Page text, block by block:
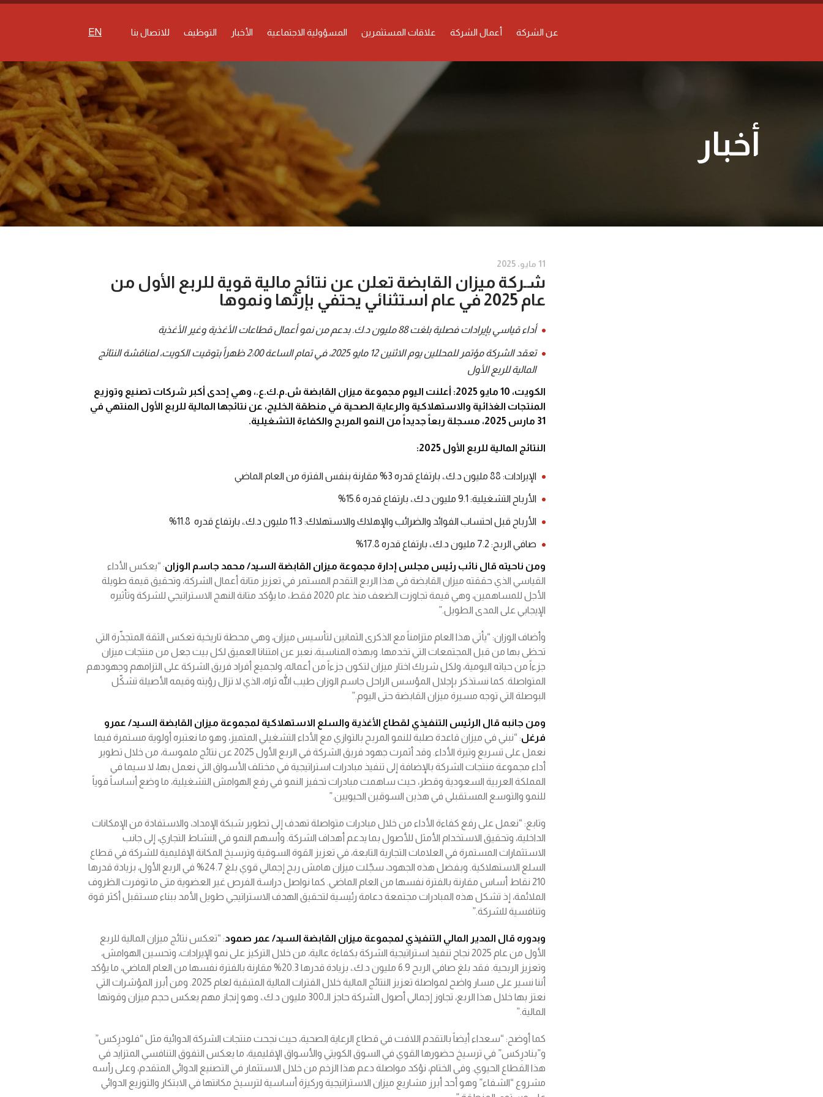
عن الشركة أعمال الشركة علاقات المستثمرين المسؤولية الاجتماعية الأخبار التوظيف للاتصال بنا EN
أخبار
11 مايو، 2025
شـركة ميزان القابضة تعلن عن نتائج مالية قوية للربع الأول من
عام 2025 في عام استثنائي يحتفي بإرثها ونموها
أداء قياسي بإيرادات فصلية بلغت 88 مليون د.ك. بدعم من نمو أعمال قطاعات الأغذية وغير الأغذية
تعقد الشركة مؤتمر للمحللين يوم الاثنين 12 مايو 2025، في تمام الساعة 2:00 ظهراً بتوقيت الكويت، لمناقشة النتائج
المالية للربع الأول
الكويت، 10 مايو 2025: أعلنت اليوم مجموعة ميزان القابضة ش.م.ك.ع.، وهي إحدى أكبر شركات تصنيع وتوزيع
المنتجات الغذائية والاستهلاكية والرعاية الصحية في منطقة الخليج، عن نتائجها المالية للربع الأول المنتهي في
31 مارس 2025، مسجلة ربعاً جديداً من النمو المربح والكفاءة التشغيلية.
النتائج المالية للربع الأول 2025:
الإيرادات: 88 مليون د.ك.، بارتفاع قدره 3% مقارنة بنفس الفترة من العام الماضي
الأرباح التشغيلية: 9.1 مليون د.ك.، بارتفاع قدره 15.6%
الأرباح قبل احتساب الفوائد والضرائب والإهلاك والاستهلاك: 11.3 مليون د.ك.، بارتفاع قدره 11.8%
صافي الربح: 7.2 مليون د.ك.، بارتفاع قدره 17.8%
ومن ناحيته قال نائب رئيس مجلس إدارة مجموعة ميزان القابضة السيد/ محمد جاسم الوزان: “يعكس الأداء
القياسي الذي حققته ميزان القابضة في هذا الربع التقدم المستمر في تعزيز متانة أعمال الشركة، وتحقيق قيمة طويلة
الأجل للمساهمين، وهي قيمة تجاوزت الضعف منذ عام 2020 فقط، ما يؤكد متانة النهج الاستراتيجي للشركة وتأثيره
الإيجابي على المدى الطويل.”
وأضاف الوزان: “يأتي هذا العام متزامناً مع الذكرى الثمانين لتأسيس ميزان، وهي محطة تاريخية تعكس الثقة المتجذّرة التي
تحظى بها من قبل المجتمعات التي تخدمها. وبهذه المناسبة، نعبر عن امتنانا العميق لكل بيت جعل من منتجات ميزان
جزءاً من حياته اليومية، ولكل شريك اختار ميزان لتكون جزءاً من أعماله، ولجميع أفراد فريق الشركة على التزامهم وجهودهم
المتواصلة. كما نستذكر بإجلال المؤسس الراحل جاسم الوزان طيب الله ثراه، الذي لا تزال رؤيته وقيمه الأصيلة تشكّل
البوصلة التي توجه مسيرة ميزان القابضة حتى اليوم.”
ومن جانبه قال الرئيس التنفيذي لقطاع الأغذية والسلع الاستهلاكية لمجموعة ميزان القابضة السيد/ عمرو
فرغل: “نبني في ميزان قاعدة صلبة للنمو المربح بالتوازي مع الأداء التشغيلي المتميز، وهو ما نعتبره أولوية مستمرة فيما
نعمل على تسريع وتيرة الأداء. وقد أثمرت جهود فريق الشركة في الربع الأول 2025 عن نتائج ملموسة، من خلال تطوير
أداء مجموعة منتجات الشركة بالإضافة إلى تنفيذ مبادرات استراتيجية في مختلف الأسواق التي نعمل بها، لا سيما في
المملكة العربية السعودية وقطر، حيث ساهمت مبادرات تحفيز النمو في رفع الهوامش التشغيلية، ما وضع أساساً قوياً
للنمو والتوسع المستقبلي في هذين السوقين الحيويين.”
وتابع: “نعمل على رفع كفاءة الأداء من خلال مبادرات متواصلة تهدف إلى تطوير شبكة الإمداد، والاستفادة من الإمكانات
الداخلية، وتحقيق الاستخدام الأمثل للأصول بما يدعم أهداف الشركة. وأسهم النمو في النشاط التجاري، إلى جانب
الاستثمارات المستمرة في العلامات التجارية التابعة، في تعزيز القوة السوقية وترسيخ المكانة الإقليمية للشركة في قطاع
السلع الاستهلاكية. وبفضل هذه الجهود، سجّلت ميزان هامش ربح إجمالي قوي بلغ 24.7% في الربع الأول، بزيادة قدرها
210 نقاط أساس مقارنة بالفترة نفسها من العام الماضي. كما نواصل دراسة الفرص غير العضوية متى ما توفرت الظروف
الملائمة، إذ تشكل هذه المبادرات مجتمعة دعامة رئيسية لتحقيق الهدف الاستراتيجي طويل الأمد ببناء مستقبل أكثر قوة
وتنافسية للشركة.”
وبدوره قال المدير المالي التنفيذي لمجموعة ميزان القابضة السيد/ عمر صمود: “تعكس نتائج ميزان المالية للربع
الأول من عام 2025 نجاح تنفيذ استراتيجية الشركة بكفاءة عالية، من خلال التركيز على نمو الإيرادات، وتحسين الهوامش،
وتعزيز الربحية. فقد بلغ صافي الربح 6.9 مليون د.ك.، بزيادة قدرها 20.3% مقارنة بالفترة نفسها من العام الماضي، ما يؤكد
أننا نسير على مسار واضح لمواصلة تعزيز النتائج المالية خلال الفترات المالية المتبقية لعام 2025. ومن أبرز المؤشرات التي
نعتز بها خلال هذا الربع، تجاوز إجمالي أصول الشركة حاجز الـ300 مليون د.ك.، وهو إنجاز مهم يعكس حجم ميزان وقوتها
المالية.”
كما أوضح: “سعداء أيضاً بالتقدم اللافت في قطاع الرعاية الصحية، حيث نجحت منتجات الشركة الدوائية مثل “فلودرِكس”
و”بنادرِكس” في ترسيخ حضورها القوي في السوق الكويتي والأسواق الإقليمية، ما يعكس التفوق التنافسي المتزايد في
هذا القطاع الحيوي. وفي الختام، نؤكد مواصلة دعم هذا الزخم من خلال الاستثمار في التصنيع الدوائي المتقدم، وعلى رأسه
مشروع “الشفاء” وهو أحد أبرز مشاريع ميزان الاستراتيجية وركيزة أساسية لترسيخ مكانتها في الابتكار والتوزيع الدوائي